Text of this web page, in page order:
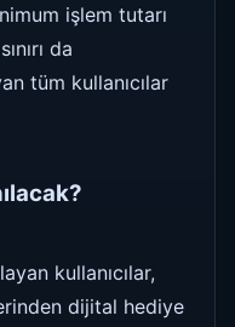
işlem tutarı
da
tüm kullanıcılar
kullanıcılar,
dijital hediye